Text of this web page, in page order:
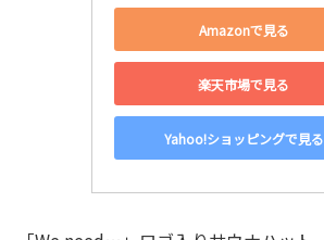
Amazonで見る
楽天市場で見る
Yahoo!ショッピングで見る